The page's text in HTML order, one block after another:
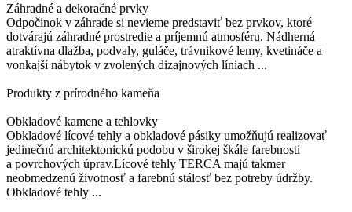
Záhradné a dekoračné prvky
Odpočinok v záhrade si nevieme predstaviť bez prvkov, ktoré
dotvárajú záhradné prostredie a príjemnú atmosféru. Nádherná
atraktívna dlažba, podvaly, guláče, trávnikové lemy, kvetináče a
vonkajší nábytok v zvolených dizajnových líniach ...
Produkty z prírodného kameňa
Obkladové kamene a tehlovky
Obkladové lícové tehly a obkladové pásiky umožňujú realizovať
jedinečnú architektonickú podobu v širokej škále farebnosti
a povrchových úprav.Lícové tehly TERCA majú takmer
neobmedzenú životnosť a farebnú stálosť bez potreby údržby.
Obkladové tehly ...